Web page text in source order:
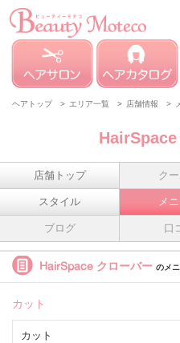
ヘアトップ > エリア一覧 > 店舗情報 >
店舗トップ ク
スタイル メ
ブログ 口
HairSpace クローバー のメ
カット
カット